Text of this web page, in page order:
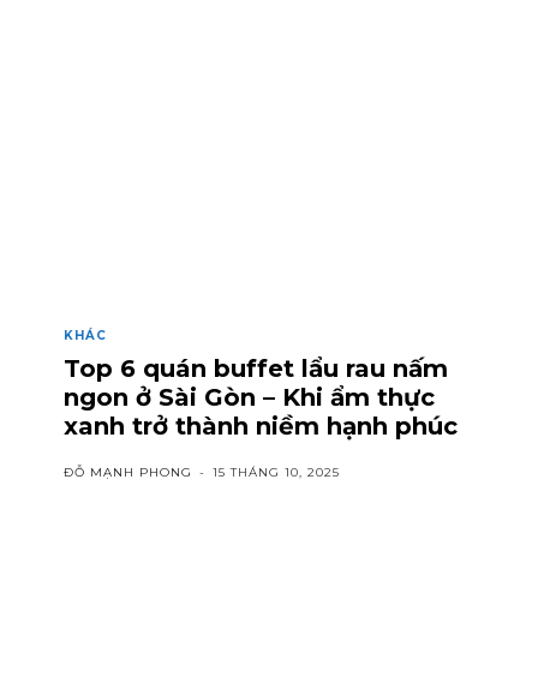
KHÁC
Top 6 quán buffet lẩu rau nấm
ngon ở Sài Gòn – Khi ẩm thực
xanh trở thành niềm hạnh phúc
ĐỖ MẠNH PHONG - 15 THÁNG 10, 2025